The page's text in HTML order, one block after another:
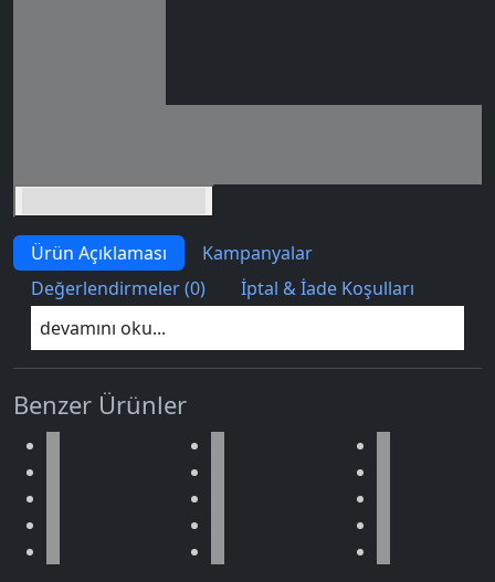
Ürün Açıklaması
Kampanyalar
Değerlendirmeler (0)
İptal & İade Koşulları
devamını oku...
Benzer Ürünler